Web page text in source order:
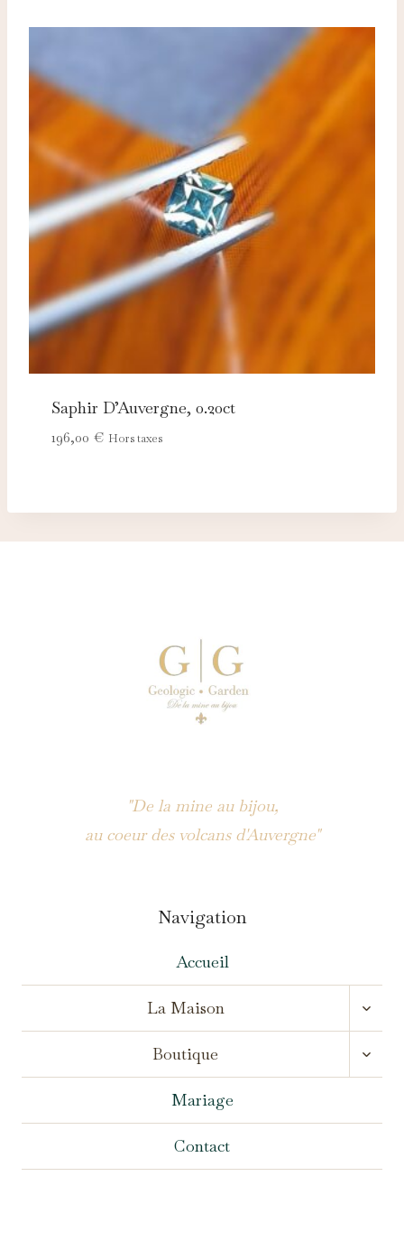
Saphir D’Auvergne, 0.20ct
196,00 € Hors taxes
"De la mine au bijou,
au coeur des volcans d'Auvergne"
Navigation
Accueil
La Maison
MENU
Boutique
MENU
Mariage
Contact